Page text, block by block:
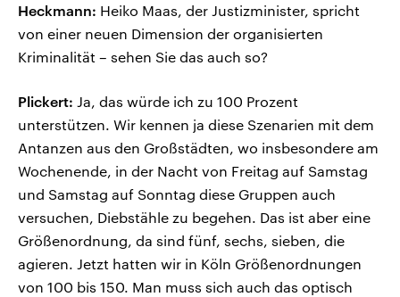
Heckmann: Heiko Maas, der Justizminister, spricht
von einer neuen Dimension der organisierten
Kriminalität – sehen Sie das auch so?
Plickert: Ja, das würde ich zu 100 Prozent
unterstützen. Wir kennen ja diese Szenarien mit dem
Antanzen aus den Großstädten, wo insbesondere am
Wochenende, in der Nacht von Freitag auf Samstag
und Samstag auf Sonntag diese Gruppen auch
versuchen, Diebstähle zu begehen. Das ist aber eine
Größenordnung, da sind fünf, sechs, sieben, die
agieren. Jetzt hatten wir in Köln Größenordnungen
von 100 bis 150. Man muss sich auch das optisch